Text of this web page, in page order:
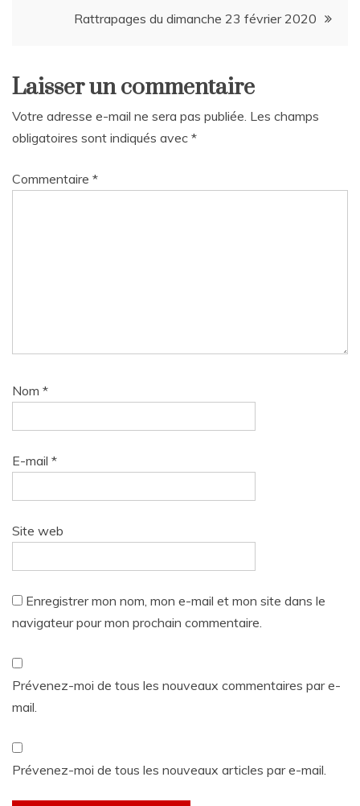
Rattrapages du dimanche 23 février 2020
Laisser un commentaire
Votre adresse e-mail ne sera pas publiée. Les champs
obligatoires sont indiqués avec *
Commentaire *
Nom *
E-mail *
Site web
Enregistrer mon nom, mon e-mail et mon site dans le
navigateur pour mon prochain commentaire.
Prévenez-moi de tous les nouveaux commentaires par e-
mail.
Prévenez-moi de tous les nouveaux articles par e-mail.